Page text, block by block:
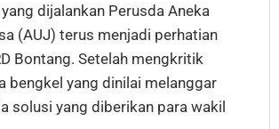
dijalankan Perusda Aneka
(AUJ) terus menjadi perhatian
Bontang. Setelah mengkritik
bengkel yang dinilai melanggar
solusi yang diberikan para wakil